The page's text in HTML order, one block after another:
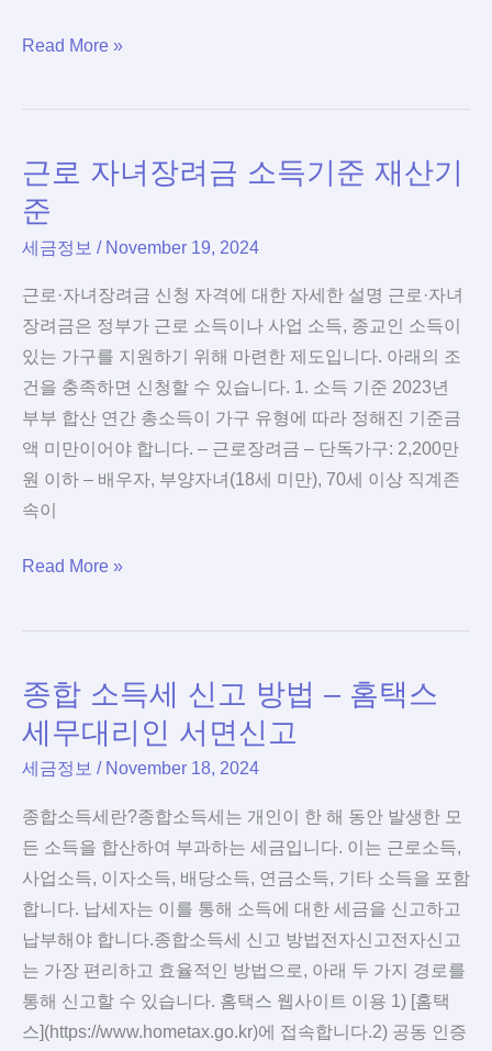
세
일
과
세
자
구
분
종
소
세
중
간
예
납
안
내:
알
아
야
할
모
것
Read More »
근로 자녀장려금 소득기준 재산기
준
세금정보 / November 19, 2024
근로·자녀장려금 신청 자격에 대한 자세한 설명 근로·자녀
장려금은 정부가 근로 소득이나 사업 소득, 종교인 소득이
있는 가구를 지원하기 위해 마련한 제도입니다. 아래의 조
건을 충족하면 신청할 수 있습니다. 1. 소득 기준 2023년
부부 합산 연간 총소득이 가구 유형에 따라 정해진 기준금
액 미만이어야 합니다. – 근로장려금 – 단독가구: 2,200만
원 이하 – 배우자, 부양자녀(18세 미만), 70세 이상 직계존
속이
근
자
장
려
소
득
기
준
재
산
기
준
Read More »
종합 소득세 신고 방법 – 홈택스
세무대리인 서면신고
세금정보 / November 18, 2024
종합소득세란?종합소득세는 개인이 한 해 동안 발생한 모
든 소득을 합산하여 부과하는 세금입니다. 이는 근로소득,
사업소득, 이자소득, 배당소득, 연금소득, 기타 소득을 포함
합니다. 납세자는 이를 통해 소득에 대한 세금을 신고하고
납부해야 합니다.종합소득세 신고 방법전자신고전자신고
는 가장 편리하고 효율적인 방법으로, 아래 두 가지 경로를
통해 신고할 수 있습니다. 홈택스 웹사이트 이용 1) [홈택
스](https://www.hometax.go.kr)에 접속합니다.2) 공동 인증